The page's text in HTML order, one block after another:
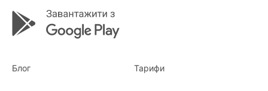
Блог Тарифи